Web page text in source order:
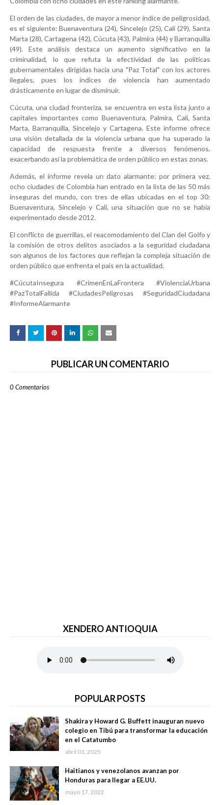
El orden de las ciudades, de mayor a menor índice de peligrosidad,
es el siguiente: Buenaventura (24), Sincelejo (25), Cali (29), Santa
Marta (28), Cartagena (42), Cúcuta (43), Palmira (44) y Barranquilla
(49). Este análisis destaca un aumento significativo en la
criminalidad, lo que refuta la efectividad de las políticas
gubernamentales dirigidas hacia una "Paz Total" con los actores
ilegales, pues los índices de violencia han aumentado
drásticamente en lugar de disminuir.
Cúcuta, una ciudad fronteriza, se encuentra en esta lista junto a
capitales importantes como Buenaventura, Palmira, Cali, Santa
Marta, Barranquilla, Sincelejo y Cartagena. Este informe ofrece
una visión detallada de la violencia urbana que ha superado la
capacidad de respuesta frente a diversos fenómenos,
exacerbando así la problemática de orden público en estas zonas.
Además, el informe revela un dato alarmante: por primera vez,
ocho ciudades de Colombia han entrado en la lista de las 50 más
inseguras del mundo, con tres de ellas ubicadas en el top 30:
Buenaventura, Sincelejo y Cali, una situación que no se había
experimentado desde 2012.
El conflicto de guerrillas, el reacomodamiento del Clan del Golfo y
la comisión de otros delitos asociados a la seguridad ciudadana
son algunos de los factores que reflejan la compleja situación de
orden público que enfrenta el país en la actualidad.
#CúcutaInsegura #CrimenEnLaFrontera #ViolenciaUrbana
#PazTotalFallida #CiudadesPeligrosas #SeguridadCiudadana
#InformeAlarmante
PUBLICAR UN COMENTARIO
0 Comentarios
XENDERO ANTIOQUIA
POPULAR POSTS
Shakira y Howard G. Buffett inauguran nuevo
colegio en Tibú para transformar la educación
en el Catatumbo
abril 01, 2025
Haitianos y venezolanos avanzan por
Honduras para llegar a EE.UU.
mayo 17, 2022